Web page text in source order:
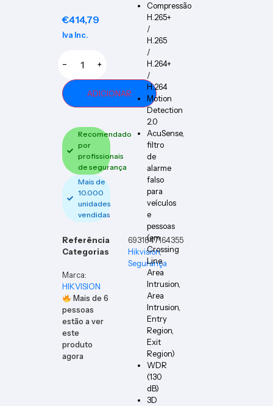
€414,79
Iva Inc.
− +
ADICIONAR
Recomendado
por
profissionais
de segurança
Mais de
10.000
unidades
vendidas
Referência
6931847164355
Categorias
Hikvision,
Segurança
Marca:
HIKVISION
Mais de6
pessoas
estão a ver
este
produto
agora
Compressão
H.265+
/
H.265
/
H.264+
/
H.264
Motion
Detection
2.0
AcuSense,
filtro
de
alarme
falso
para
veículos
e
pessoas
(em
Crossing
Line,
Area
Intrusion,
Area
Intrusion,
Entry
Region,
Exit
Region)
WDR
(130
dB)
3D